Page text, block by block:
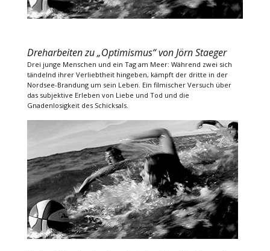
Dreharbeiten zu „Optimismus“ von Jörn Staeger
Drei junge Menschen und ein Tag am Meer: Während zwei sich
tändelnd ihrer Verliebtheit hingeben, kämpft der dritte in der
Nordsee-Brandung um sein Leben. Ein filmischer Versuch über
das subjektive Erleben von Liebe und Tod und die
Gnadenlosigkeit des Schicksals.